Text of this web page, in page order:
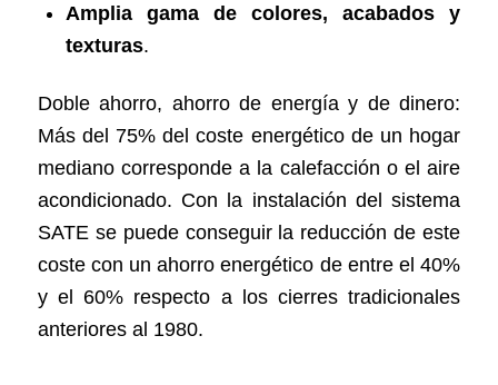
Amplia gama de colores, acabados y
texturas.
Doble ahorro, ahorro de energía y de dinero:
Más del 75% del coste energético de un hogar
mediano corresponde a la calefacción o el aire
acondicionado. Con la instalación del sistema
SATE se puede conseguir la reducción de este
coste con un ahorro energético de entre el 40%
y el 60% respecto a los cierres tradicionales
anteriores al 1980.